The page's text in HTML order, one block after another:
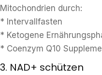
Mitochondrien durch:
* Intervallfasten
* Ketogene
* Coenzym Q10
3. NAD+ schützen